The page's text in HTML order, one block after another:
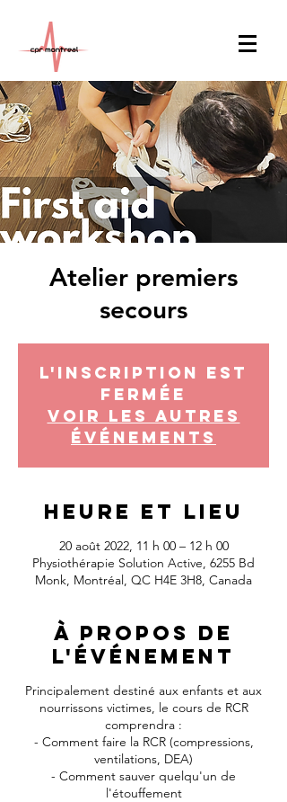
Atelier premiers
secours
L'inscription est
fermée
Voir les autres
événements
Heure et lieu
20 août 2022, 11 h 00 – 12 h 00
Physiothérapie Solution Active, 6255 Bd
Monk, Montréal, QC H4E 3H8, Canada
À propos de
l'événement
Principalement destiné aux enfants et aux
nourrissons victimes, le cours de RCR
comprendra :
- Comment faire la RCR (compressions,
ventilations, DEA)
- Comment sauver quelqu'un de
l'étouffement